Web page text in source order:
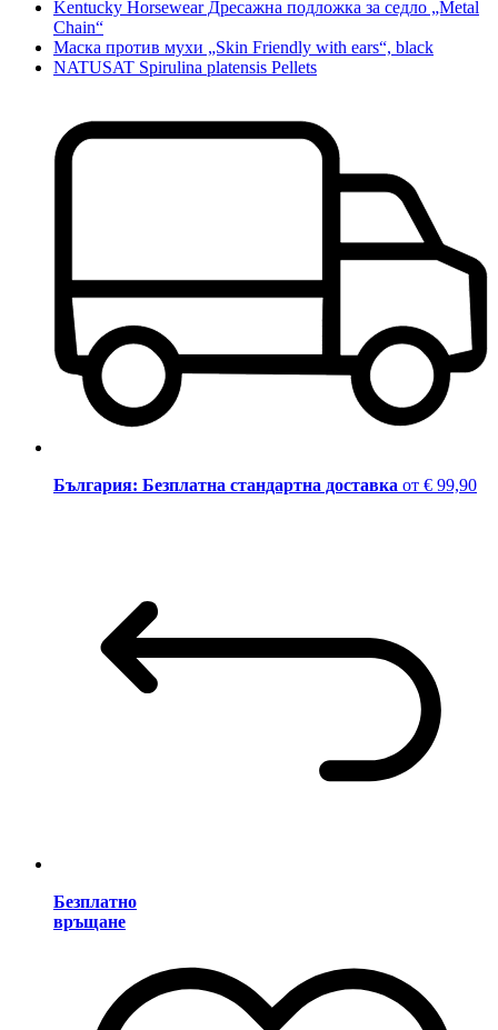
Kentucky Horsewear Дресажна подложка за седло „Metal
Chain“
Маска против мухи „Skin Friendly with ears“, black
NATUSAT Spirulina platensis Pellets
България: Безплатна стандартна доставка от € 99,90
Безплатно
връщане